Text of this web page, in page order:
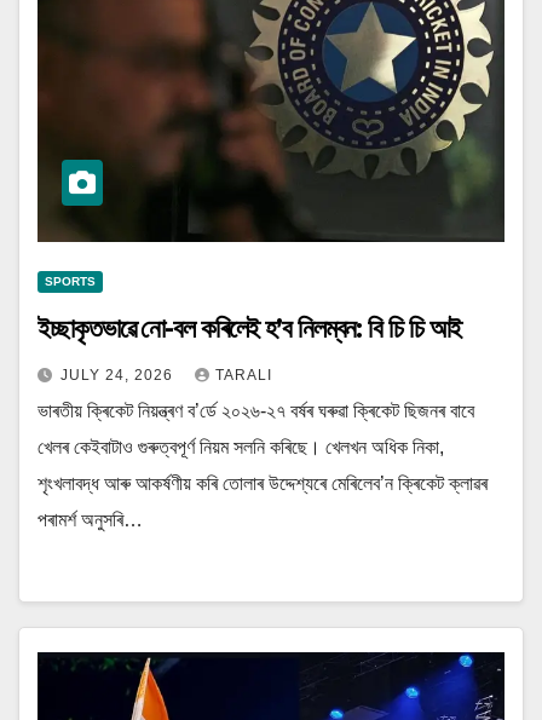
SPORTS
ইচ্ছাকৃতভাৱে নো-বল কৰিলেই হ’ব নিলম্বন: বি চি চি আই
JULY 24, 2026 TARALI
ভাৰতীয় ক্ৰিকেট নিয়ন্ত্ৰণ ব’ৰ্ডে ২০২৬-২৭ বৰ্ষৰ ঘৰুৱা ক্ৰিকেট ছিজনৰ বাবে
খেলৰ কেইবাটাও গুৰুত্বপূৰ্ণ নিয়ম সলনি কৰিছে। খেলখন অধিক নিকা,
শৃংখলাবদ্ধ আৰু আকৰ্ষণীয় কৰি তোলাৰ উদ্দেশ্যৰে মেৰিলেব’ন ক্ৰিকেট ক্লাৱৰ
পৰামৰ্শ অনুসৰি…